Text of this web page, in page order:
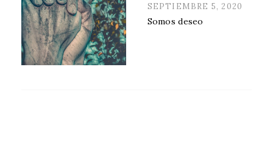
POSTED
ON
SEPTIEMBRE 5, 2020
Somos deseo